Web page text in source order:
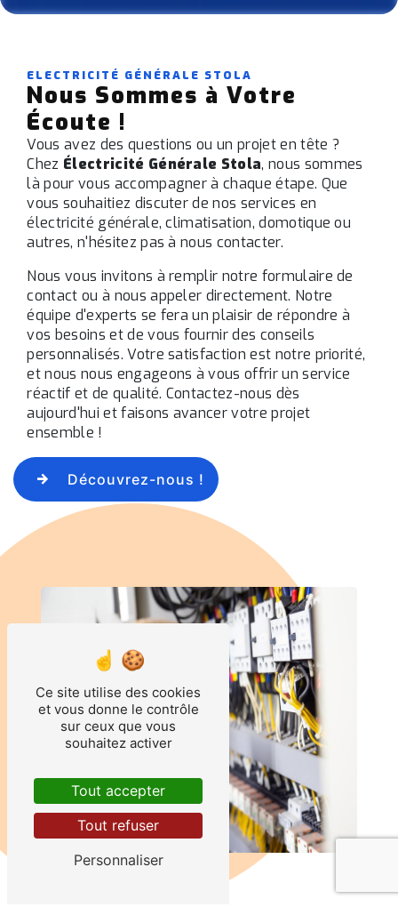
ELECTRICITÉ GÉNÉRALE STOLA
Nous Sommes à Votre
Écoute !
Vous avez des questions ou un projet en tête ?
Chez Électricité Générale Stola, nous sommes
là pour vous accompagner à chaque étape. Que
vous souhaitiez discuter de nos services en
électricité générale, climatisation, domotique ou
autres, n'hésitez pas à nous contacter.
Nous vous invitons à remplir notre formulaire de
contact ou à nous appeler directement. Notre
équipe d'experts se fera un plaisir de répondre à
vos besoins et de vous fournir des conseils
personnalisés. Votre satisfaction est notre priorité,
et nous nous engageons à vous offrir un service
réactif et de qualité. Contactez-nous dès
aujourd'hui et faisons avancer votre projet
ensemble !
Découvrez-nous !
Ce site utilise des cookies
et vous donne le contrôle
sur ceux que vous
souhaitez activer
Tout accepter
Tout refuser
Personnaliser